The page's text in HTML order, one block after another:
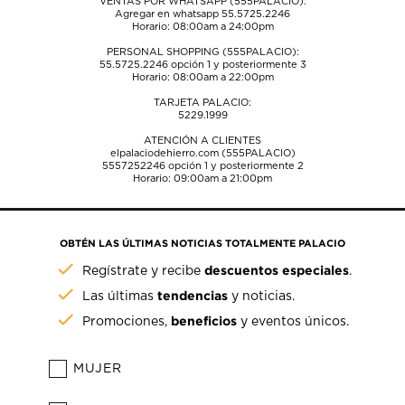
Agregar en whatsapp 55.5725.2246
Horario: 08:00am a 24:00pm
PERSONAL SHOPPING (555PALACIO):
55.5725.2246opción 1 y posteriormente 3
Horario: 08:00am a 22:00pm
TARJETA PALACIO:
5229.1999
ATENCIÓN A CLIENTES
elpalaciodehierro.com (555PALACIO)
5557252246opción 1 y posteriormente 2
Horario: 09:00am a 21:00pm
OBTÉN LAS ÚLTIMAS NOTICIAS TOTALMENTE PALACIO
Regístrate y recibedescuentos especiales.
Las últimastendencias y noticias.
Promociones, beneficios y eventos únicos.
MUJER